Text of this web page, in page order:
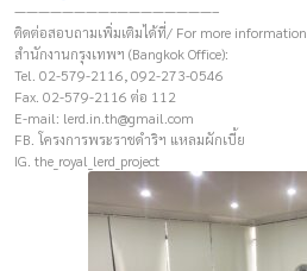
————————–————————–
ติดต่อสอบถามเพิ่มเติมได้ที่/ For more information
สำนักงานกรุงเทพฯ (Bangkok Office):
Tel. 02-579-2116, 092-273-0546
Fax. 02-579-2116 ต่อ 112
E-mail: lerd.in.th@gmail.com
FB. โครงการพระราชดำริฯ แหลมผักเบี้ย
IG. the_royal_lerd_project